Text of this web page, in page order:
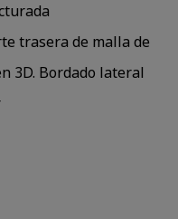
trasera de malla de
3D. Bordado lateral